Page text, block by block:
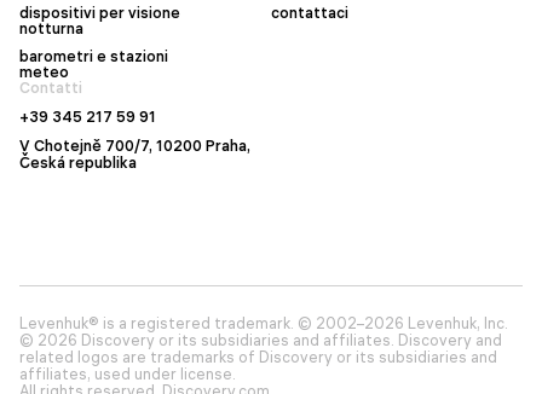
dispositivi per visione
notturna
barometri e stazioni
meteo
contattaci
Contatti
+39 345 217 59 91
V Chotejně 700/7, 10200 Praha,
Česká republika
Levenhuk® is a registered trademark. © 2002–2026 Levenhuk, Inc.
© 2026 Discovery or its subsidiaries and affiliates. Discovery and
related logos are trademarks of Discovery or its subsidiaries and
affiliates, used under license.